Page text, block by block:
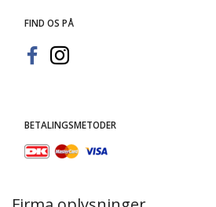
FIND OS PÅ
BETALINGSMETODER